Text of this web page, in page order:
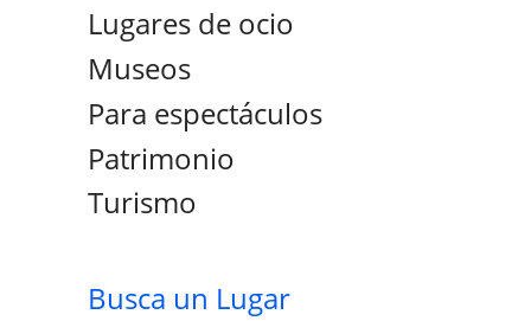
Lugares de ocio
Museos
Para espectáculos
Patrimonio
Turismo
Busca un Lugar